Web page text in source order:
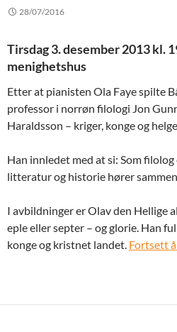
28/07/2016
Tirsdag 3. desember 2013 kl.
menighetshus
Etter at pianisten Ola Faye spilte
professor i norrøn filologi Jon
Haraldsson – kriger, konge og
Han innledet med at si: Som
litteratur og historie hører
I avbildninger er Olav den Hellige
eple eller septer – og glorie. Han
konge og kristnet landet. Fortsett